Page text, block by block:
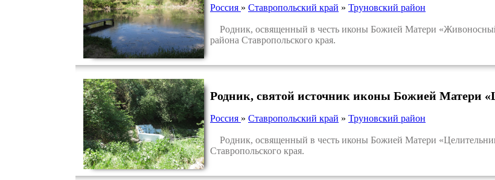
Россия » Ставропольский край » Труновский район
Родник, освященный в честь иконы Божией Матери
района Ставропольского края.
Родник, святой источник иконы Божией Матери
Россия » Ставропольский край » Труновский район
Родник, освященный в честь иконы Божией Матери
Ставропольского края.